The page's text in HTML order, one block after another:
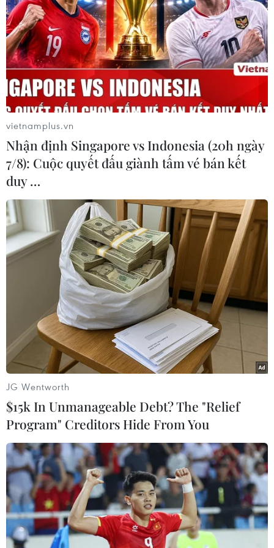
thi thể của 25 người di cư tại khu vực Ras al-Ara thuộc
tỉnh Lahij.
Lật tàu đánh cá tại Trung Quốc, hơn 20
người thương vong
10/08/2021 07:04
Vụ tai nạn xảy ra ở khu vực ngoài khơi quận Thiết Sơn
Cảng của thành phố Bắc Hải, sáng ngày 9/8; chiếc tàu
gặp nạn chở 61 người đang trở về sau một chuyến đánh
cá.
vietnamplus.vn
Nhận định Singapore vs Indonesia (20h ngày
7/8): Cuộc quyết đấu giành tấm vé bán kết
duy …
JG Wentworth
$15k In Unmanageable Debt? The "Relief
Program" Creditors Hide From You